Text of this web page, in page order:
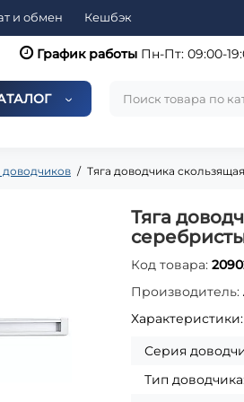
и обмен Кешбэк
График работыПн-Пт: 09:00-
доводчиков Тяга доводчика
Тяга
Код товара:
Производитель:
Характеристики:
Серия
Тип